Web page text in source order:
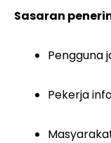
Sasaran
Pengguna
Pekerja